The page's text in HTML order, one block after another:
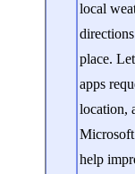
local
place.
apps
location,
help